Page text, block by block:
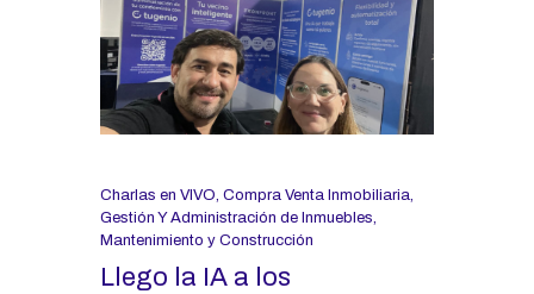
Charlas en VIVO, Compra Venta Inmobiliaria,
Gestión Y Administración de Inmuebles,
Mantenimiento y Construcción
Llego la IA a los